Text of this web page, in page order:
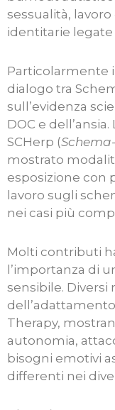
sessualità,
identitarie legate
Particolarmente
dialogo tra
sull’evidenza
DOC e
SCHerp (
mostrato
esposizione con
lavoro sugli
nei casi più
Molti contributi
l’importanza di
sensibile.
Therapy,
autonomia,
bisogni emotivi
differenti nei